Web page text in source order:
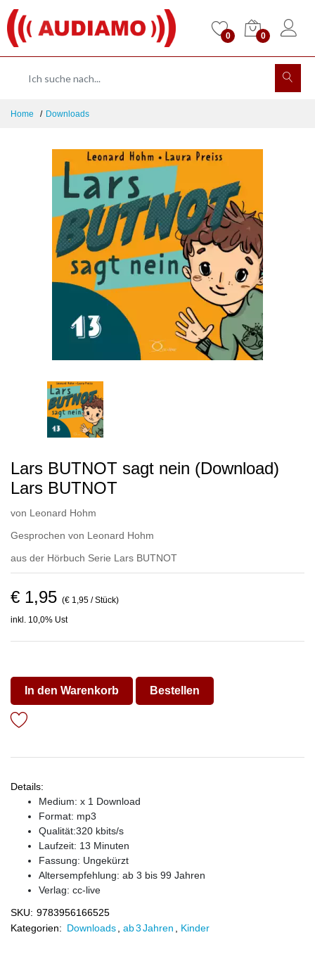
0 0
Home Downloads
Lars BUTNOT sagt nein (Download)
Lars BUTNOT
von Leonard Hohm
Gesprochen von Leonard Hohm
aus der Hörbuch Serie Lars BUTNOT
€ 1,95 (€ 1,95 / Stück)
inkl. 10,0% Ust
In den Warenkorb Bestellen
Details:
Medium: x 1 Download
Format: mp3
Qualität:320 kbits/s
Laufzeit: 13 Minuten
Fassung: Ungekürzt
Altersempfehlung: ab 3 bis 99 Jahren
Verlag: cc-live
SKU: 9783956166525
Kategorien: Downloads ab 3 Jahren Kinder